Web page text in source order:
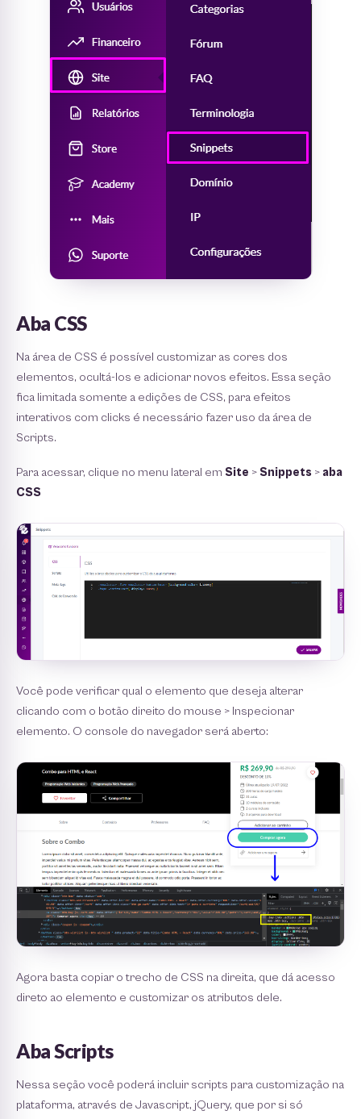
Aba CSS
Na área de CSS é possível customizar as cores dos
elementos, ocultá-los e adicionar novos efeitos. Essa seção
ﬁca limitada somente a edições de CSS, para efeitos
interativos com clicks é necessário fazer uso da área de
Scripts.
Para acessar, clique no menu lateral em Site > Snippets > aba
CSS
Você pode veriﬁcar qual o elemento que deseja alterar
clicando com o botão direito do mouse > Inspecionar
elemento. O console do navegador será aberto:
Agora basta copiar o trecho de CSS na direita, que dá acesso
direto ao elemento e customizar os atributos dele.
Aba Scripts
Nessa seção você poderá incluir scripts para customização na
plataforma, através de Javascript, jQuery, que por si só